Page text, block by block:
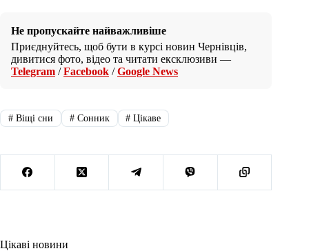
Не пропускайте найважливіше
Приєднуйтесь, щоб бути в курсі новин Чернівців,
дивитися фото, відео та читати ексклюзиви —
Telegram /Facebook /Google News
#Віщі сни #Сонник # Цікаве
Цікаві новини